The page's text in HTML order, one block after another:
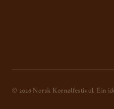
© 2026 Norsk Kornølfestival. Ein